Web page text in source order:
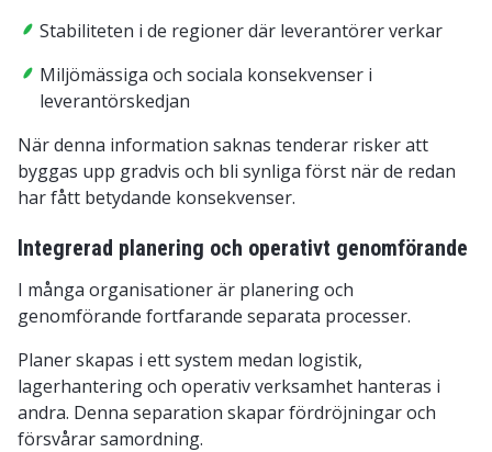
Stabiliteten i de regioner där leverantörer verkar
Miljömässiga och sociala konsekvenser i
leverantörskedjan
När denna information saknas tenderar risker att
byggas upp gradvis och bli synliga först när de redan
har fått betydande konsekvenser.
Integrerad planering och operativt genomförande
I många organisationer är planering och
genomförande fortfarande separata processer.
Planer skapas i ett system medan logistik,
lagerhantering och operativ verksamhet hanteras i
andra. Denna separation skapar fördröjningar och
försvårar samordning.